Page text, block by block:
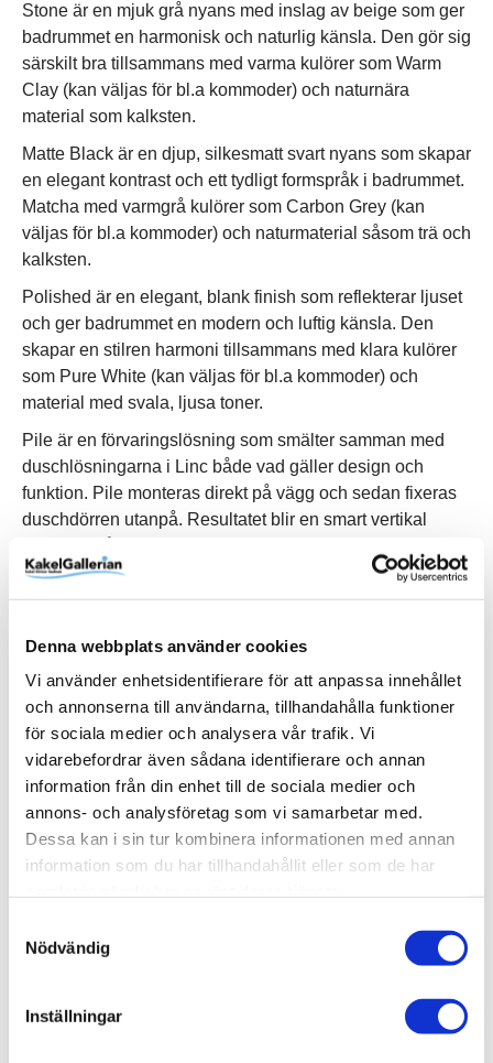
Denna webbplats använder cookies
Vi använder enhetsidentifierare för att anpassa innehållet
och annonserna till användarna, tillhandahålla funktioner
för sociala medier och analysera vår trafik. Vi
vidarebefordrar även sådana identifierare och annan
information från din enhet till de sociala medier och
annons- och analysföretag som vi samarbetar med.
Dessa kan i sin tur kombinera informationen med annan
information som du har tillhandahållit eller som de har
Nödvändig
Inställningar
Stone är en mjuk grå nyans med inslag av beige som ger
badrummet en harmonisk och naturlig känsla. Den gör sig
särskilt bra tillsammans med varma kulörer som Warm
Clay (kan väljas för bl.a kommoder) och naturnära
material som kalksten.
Matte Black är en djup, silkesmatt svart nyans som skapar
en elegant kontrast och ett tydligt formspråk i badrummet.
Matcha med varmgrå kulörer som Carbon Grey (kan
väljas för bl.a kommoder) och naturmaterial såsom trä och
kalksten.
Polished är en elegant, blank finish som reflekterar ljuset
och ger badrummet en modern och luftig känsla. Den
skapar en stilren harmoni tillsammans med klara kulörer
som Pure White (kan väljas för bl.a kommoder) och
material med svala, ljusa toner.
Pile är en förvaringslösning som smälter samman med
duschlösningarna i Linc både vad gäller design och
funktion. Pile monteras direkt på vägg och sedan fixeras
duschdörren utanpå. Resultatet blir en smart vertikal
familjens alla schampo- och duschflaskor utan att ta extra
onödig plats i själva duschytan. Pile kommer med fem
behov. Skruvas i vägg alternativt limmas upp med Safe-
Fix.
Produktinformation
SKU /
artikelnummer:
56030179+80000685+80000826-
INR
Relaterade kategorier
Varumärken / INR /